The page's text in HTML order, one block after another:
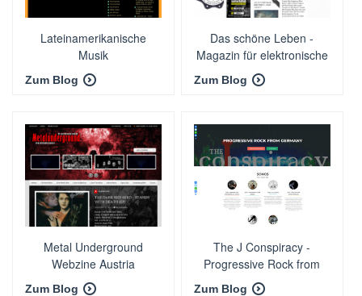
Lateinamerikanische
Musik
Zum Blog
Das schöne Leben -
Magazin für elektronische
Musikkultur
Zum Blog
Metal Underground
Webzine Austria
Zum Blog
The J Conspiracy -
Progressive Rock from
Germany
Zum Blog